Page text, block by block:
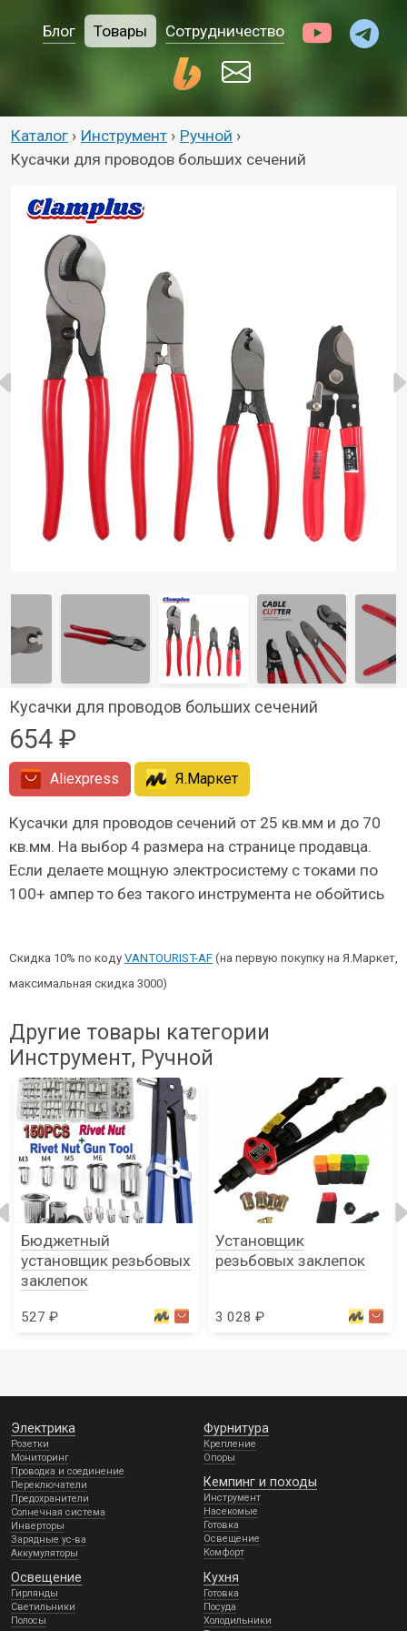
Блог Товары Сотрудничество
Каталог › Инструмент › Ручной ›
Кусачки для проводов больших сечений
Кусачки для проводов больших сечений
654 ₽
Aliexpress Я.Маркет
Кусачки для проводов сечений от 25 кв.мм и до 70
кв.мм. На выбор 4 размера на странице продавца.
Если делаете мощную электросистему с токами по
100+ ампер то без такого инструмента не обойтись
Скидка 10% по коду VANTOURIST-AF (на первую покупку на Я.Маркет,
максимальная скидка 3000)
Другие товары категории
Инструмент, Ручной
Бюджетный
установщик резьбовых
заклепок
527 ₽
Установщик
резьбовых заклепок
3 028 ₽
Электрика
Розетки
Мониторинг
Проводка и соединение
Переключатели
Предохранители
Солнечная система
Инверторы
Зарядные ус-ва
Аккумуляторы
Фурнитура
Крепление
Опоры
Кемпинг и походы
Инструмент
Насекомые
Готовка
Освещение
Комфорт
Освещение
Гирлянды
Светильники
Полосы
Кухня
Готовка
Посуда
Холодильники